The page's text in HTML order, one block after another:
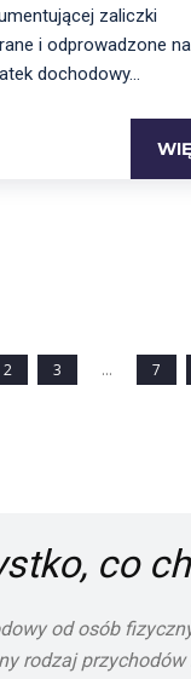
zaliczki
i odprowadzone na
dochodowy...
2 3 ... 7
co
od osób
rodzaj